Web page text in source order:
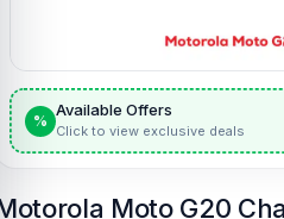
%
Available Offers
Click to view exclusive deals
Moto G20